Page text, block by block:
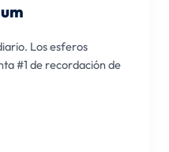
Los esferos
#1 de recordación de